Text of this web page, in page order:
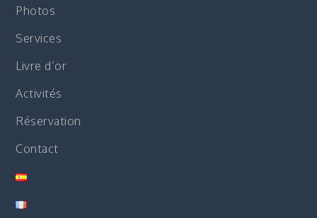
Photos
Services
Livre d’or
Activités
Réservation
Contact